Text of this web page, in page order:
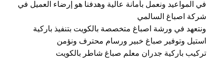
في المواعيد ونعمل بأمانة عالية وهدفنا هو إرضاء العميل في
شركة اصباغ السالمي
ونتعهد في ورشة اصباغ متخصصة بالكويت بتنفيذ باركية
استيل وتوفير صباغ خبير ورسام محترف ونؤمن
تركيب باركية جدران معلم صباغ شاطر بالكويت